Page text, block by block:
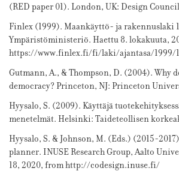
(RED paper 01). London, UK: Design
Finlex (1999). Maankäyttö- ja rakennuslaki
Ympäristöministeriö. Haettu 8. lokakuuta,
https://www.finlex.fi/fi/laki/ajantasa/1999/
Gutmann, A., & Thompson, D. (2004). Why
democracy? Princeton, NJ: Princeton
Hyysalo, S. (2009). Käyttäjä
menetelmät. Helsinki: Taideteollisen
Hyysalo, S. & Johnson, M. (Eds.) (2015-
planner. INUSE Research Group, Aalto
18, 2020, from http://codesign.inuse.fi/